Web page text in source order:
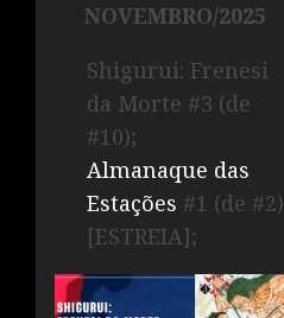
NOVEMBRO/2025
Shigurui: Frenesi
da Morte #3 (de
#10);
Almanaque das
Estações #1 (de #2)
[ESTREIA];